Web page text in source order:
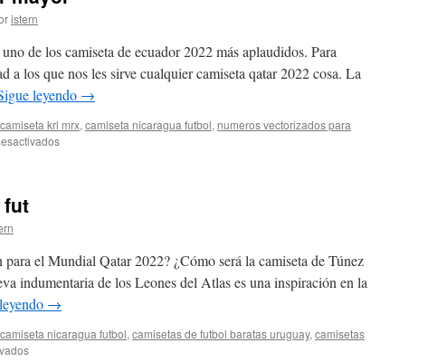
istern
de los camiseta de ecuador 2022 más aplaudidos. Para
a los que nos les sirve cualquier camiseta qatar 2022 cosa. La
leyendo →
camiseta krl mrx, camiseta nicaragua futbol, numeros vectorizados para
en
fut
para el Mundial Qatar 2022? ¿Cómo será la camiseta de Túnez
indumentaria de los Leones del Atlas es una inspiración en la
→
camiseta nicaragua futbol, camisetas de futbol baratas uruguay, camisetas
en